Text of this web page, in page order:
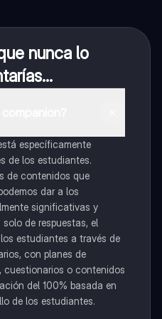
nunca lo
específicamente
de los estudiantes.
de contenidos que
dar a los
significativas y
de respuestas, el
estudiantes a través de
con planes de
cuestionarios o contenidos
del 100% basada en
de los estudiantes.